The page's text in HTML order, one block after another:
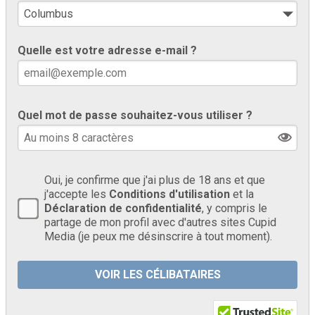
Quelle est votre adresse e-mail ?
Quel mot de passe souhaitez-vous utiliser ?
Oui, je confirme que j'ai plus de 18 ans et que
j'accepte les Conditions d'utilisation et la
Déclaration de confidentialité, y compris le
partage de mon profil avec d'autres sites Cupid
Media (je peux me désinscrire à tout moment).